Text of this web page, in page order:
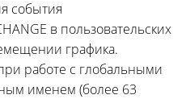
события
в пользовательских
графика.
работе с глобальными
именем (более 63